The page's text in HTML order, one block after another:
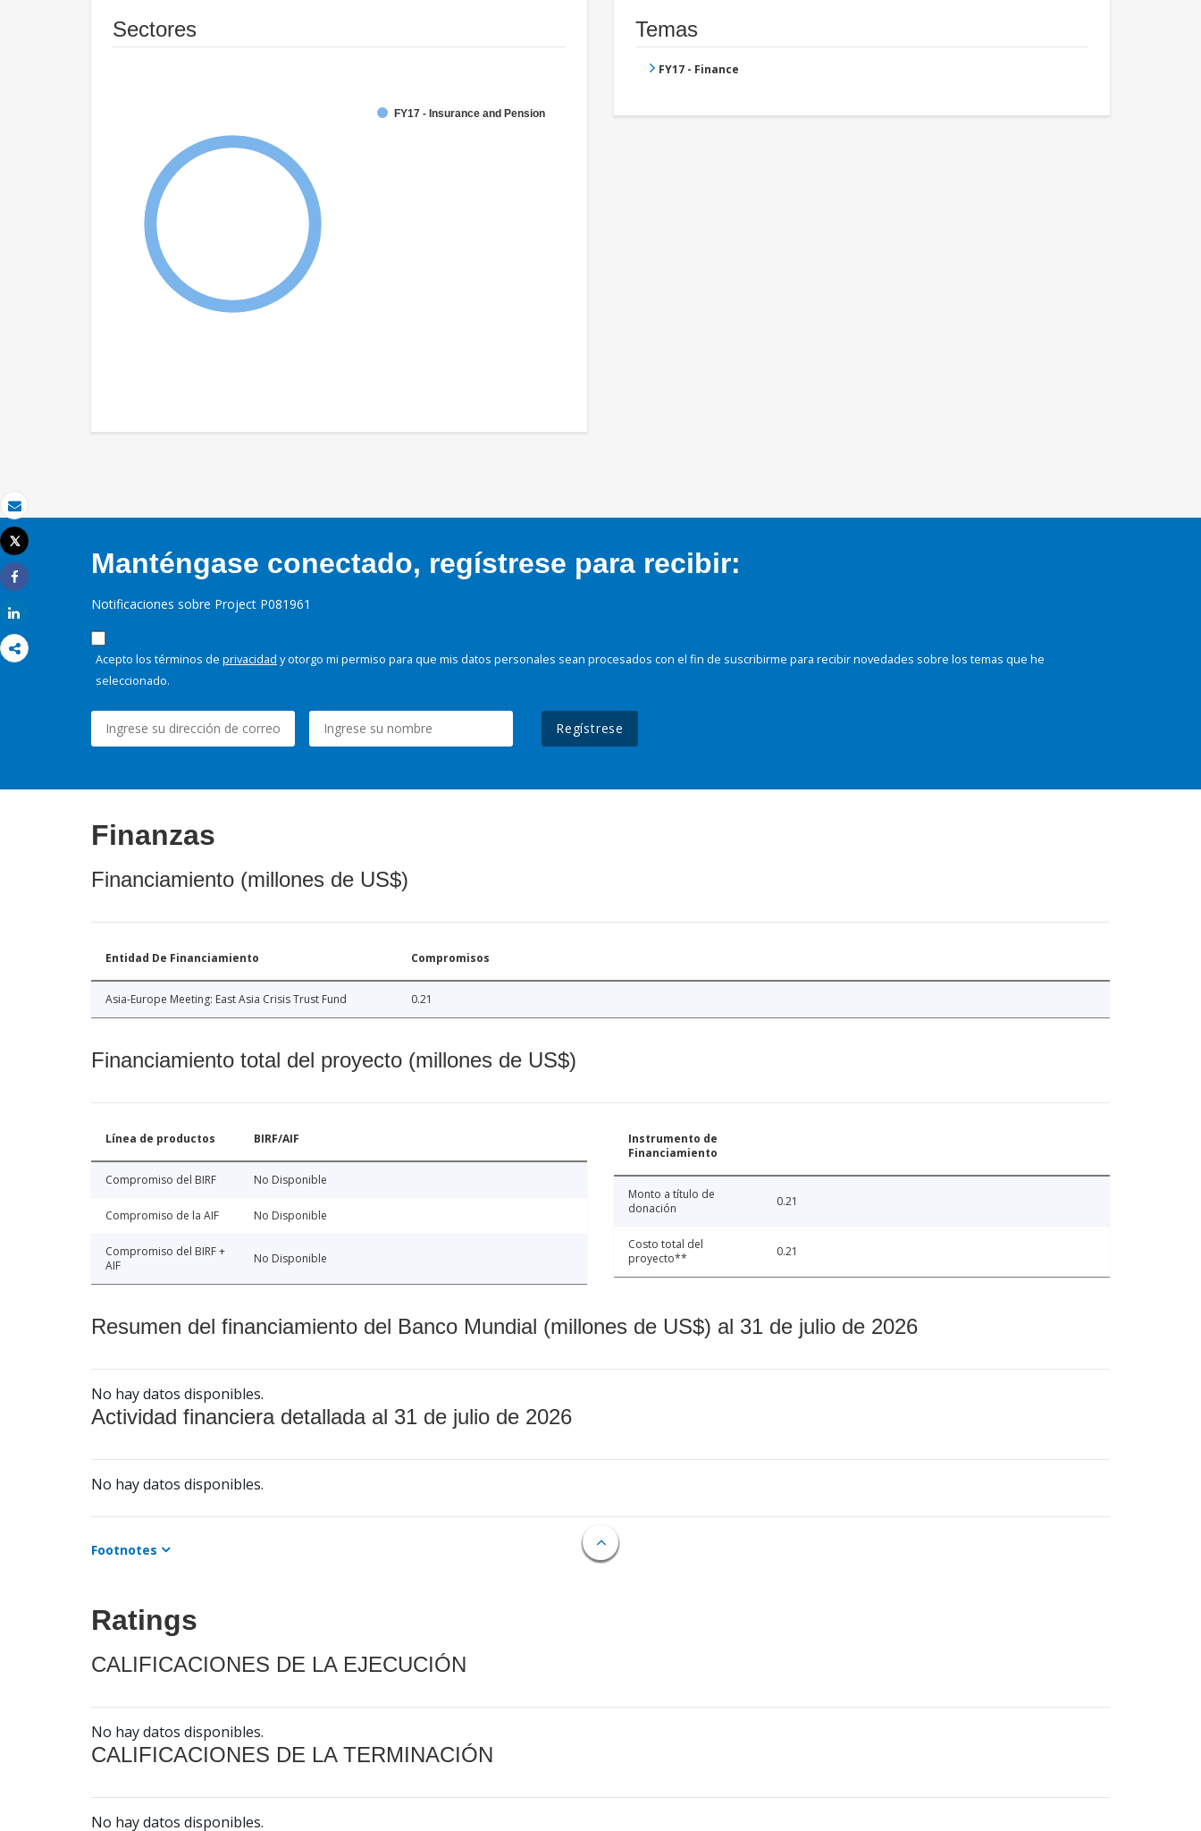
Correo electrónico
Imprimir
Tweet
Share
Sectores
FY17 - Insurance and Pension
Temas
FY17 - Finance
Manténgase conectado, regístrese para recibir:
Notificaciones sobre Project P081961
Acepto los términos de privacidad y otorgo mi permiso para que mis datos personales sean procesados con el fin de suscribirme para recibir novedades sobre los temas que he
seleccionado.
Regístrese
Finanzas
Financiamiento (millones de US$)
Entidad De Financiamiento Compromisos
Asia-Europe Meeting: East Asia Crisis Trust Fund 0.21
Financiamiento total del proyecto (millones de US$)
Línea de productos BIRF/AIF
Compromiso del BIRF No Disponible
Compromiso de la AIF No Disponible
Compromiso del BIRF +
AIF
No Disponible
Instrumento de
Financiamiento
Monto a título de
donación
0.21
Costo total del
proyecto**
0.21
Resumen del financiamiento del Banco Mundial (millones de US$) al 31 de julio de 2026
No hay datos disponibles.
Actividad financiera detallada al 31 de julio de 2026
No hay datos disponibles.
Footnotes
Ratings
CALIFICACIONES DE LA EJECUCIÓN
No hay datos disponibles.
CALIFICACIONES DE LA TERMINACIÓN
No hay datos disponibles.